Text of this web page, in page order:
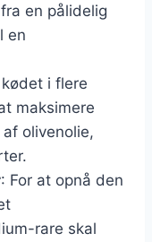
en pålidelig
en
i flere
maksimere
olivenolie,
: For at opnå den
rare skal